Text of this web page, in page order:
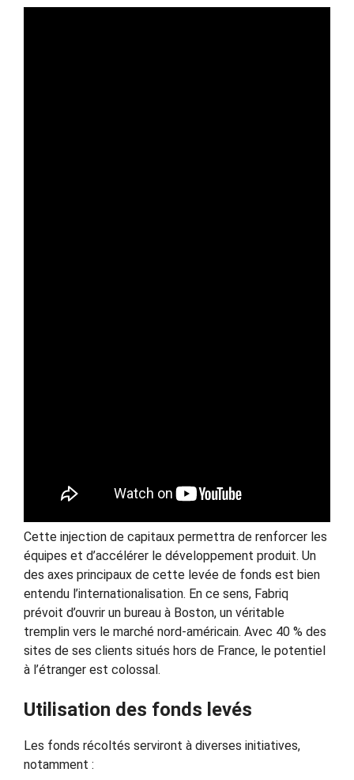
Cette injection de capitaux permettra de renforcer les
équipes et d’accélérer le développement produit. Un
des axes principaux de cette levée de fonds est bien
entendu l’internationalisation. En ce sens, Fabriq
prévoit d’ouvrir un bureau à Boston, un véritable
tremplin vers le marché nord-américain. Avec 40 % des
sites de ses clients situés hors de France, le potentiel
à l’étranger est colossal.
Utilisation des fonds levés
Les fonds récoltés serviront à diverses initiatives,
notamment :